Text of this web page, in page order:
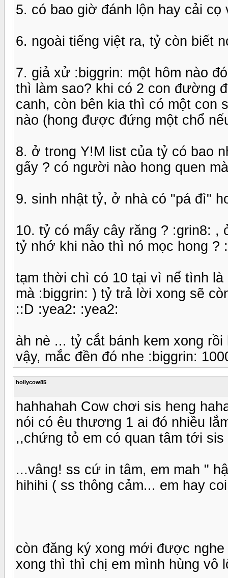
5. có bao giờ đánh lộn hay cải cọ
6. ngoài tiếng việt ra, tỷ còn biết
7. giả xử :biggrin: một hôm nào
thì làm sao? khi có 2 con đường
canh, còn bên kia thì có một con
nào (hong được đứng một chổ
8. ở trong Y!M list của tỷ có bao
gấy ? có người nào hong quen
9. sinh nhật tỷ, ở nhà có "pá đì"
10. tỷ có mấy cây răng ? :grin8:
tỷ nhớ khi nào thì nó mọc hong ?
tạm thời chì có 10 tại vì nể tình
mà :biggrin: ) tỷ trả lời xong sẽ
::D :yea2: :yea2:
àh nè ... tỷ cắt bánh kem xong
vậy, mắc đền đó nhe :biggrin:
hollycow85
hahhahah Cow chơi sis heng
nói có êu thương 1 ai đó nhiều
,,chứng tỏ em có quan tâm tới
...vâng! ss cứ in tâm, em mah "
hihihi ( ss thông cảm... em hay
còn đăng ký xong mới được
xong thì thì chị em mình hùng vô